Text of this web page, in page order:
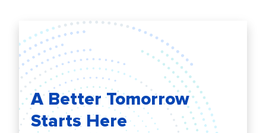
A Better Tomorrow
Starts Here